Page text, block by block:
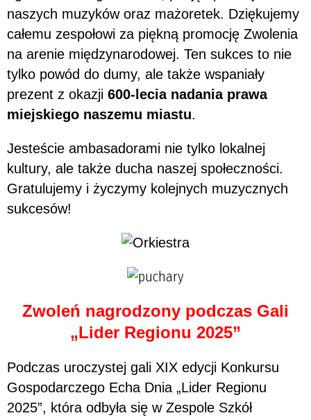
naszych muzyków oraz mażoretek. Dziękujemy
całemu zespołowi za piękną promocję Zwolenia
na arenie międzynarodowej. Ten sukces to nie
tylko powód do dumy, ale także wspaniały
prezent z okazji 600-lecia nadania prawa
miejskiego naszemu miastu.
Jesteście ambasadorami nie tylko lokalnej
kultury, ale także ducha naszej społeczności.
Gratulujemy i życzymy kolejnych muzycznych
sukcesów!
Zwoleń nagrodzony podczas Gali
„Lider Regionu 2025”
Podczas uroczystej gali XIX edycji Konkursu
Gospodarczego Echa Dnia „Lider Regionu
2025”, która odbyła się w Zespole Szkół